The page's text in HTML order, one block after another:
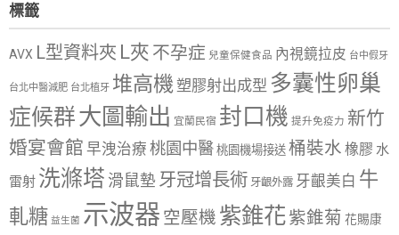
標籤
AVX L型資料夾 L夾 不孕症 兒童保健食品 內視鏡拉皮 台中假牙
台北中醫減肥 台北植牙 堆高機塑膠射出成型 多囊性卵巢
症候群大圖輸出 宜蘭民宿 封口機 提升免疫力 新竹
婚宴會館 早洩治療 桃園中醫 桃園機場接送 桶裝水 橡膠 水
雷射 洗滌塔 滑鼠墊 牙冠增長術 牙齦外露 牙齦美白 牛
軋糖 益生菌 示波器 空壓機 紫錐花紫錐菊 花賜康